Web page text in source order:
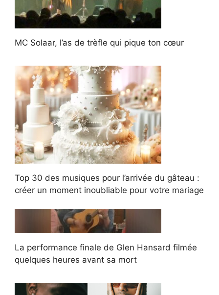
MC Solaar, l’as de trèfle qui pique ton cœur
Top 30 des musiques pour l’arrivée du gâteau :
créer un moment inoubliable pour votre mariage
La performance finale de Glen Hansard filmée
quelques heures avant sa mort